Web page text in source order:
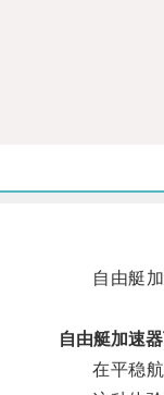
自由艇加
自由艇加速
在平稳航